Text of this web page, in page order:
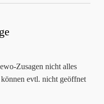
Zusagen nicht alles
evtl. nicht geöffnet